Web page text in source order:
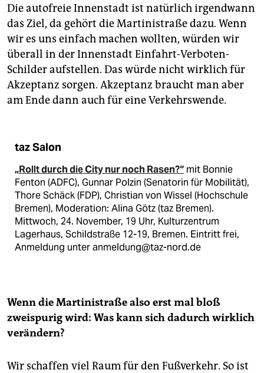
Die autofreie Innenstadt ist natürlich irgendwann
das Ziel, da gehört die Martinistraße dazu. Wenn
wir es uns einfach machen wollten, würden wir
überall in der Innenstadt Einfahrt-Verboten-
Schilder aufstellen. Das würde nicht wirklich für
Akzeptanz sorgen. Akzeptanz braucht man aber
am Ende dann auch für eine Verkehrswende.
taz Salon
„Rollt durch die City nur noch Rasen?“ mit Bonnie
Fenton (ADFC), Gunnar Polzin (Senatorin für Mobilität),
Thore Schäck (FDP), Christian von Wissel (Hochschule
Bremen), Moderation: Alina Götz (taz Bremen).
Mittwoch, 24. November, 19 Uhr, Kulturzentrum
Lagerhaus, Schildstraße 12-19, Bremen. Eintritt frei,
Anmeldung unter anmeldung@taz-nord.de
Wenn die Martinistraße also erst mal bloß
zweispurig wird: Was kann sich dadurch wirklich
verändern?
Wir schaffen viel Raum für den Fußverkehr. So ist